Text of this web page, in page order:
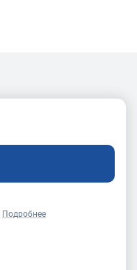
Подробнее